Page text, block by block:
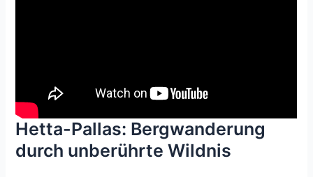
Hetta-Pallas: Bergwanderung
durch unberührte Wildnis